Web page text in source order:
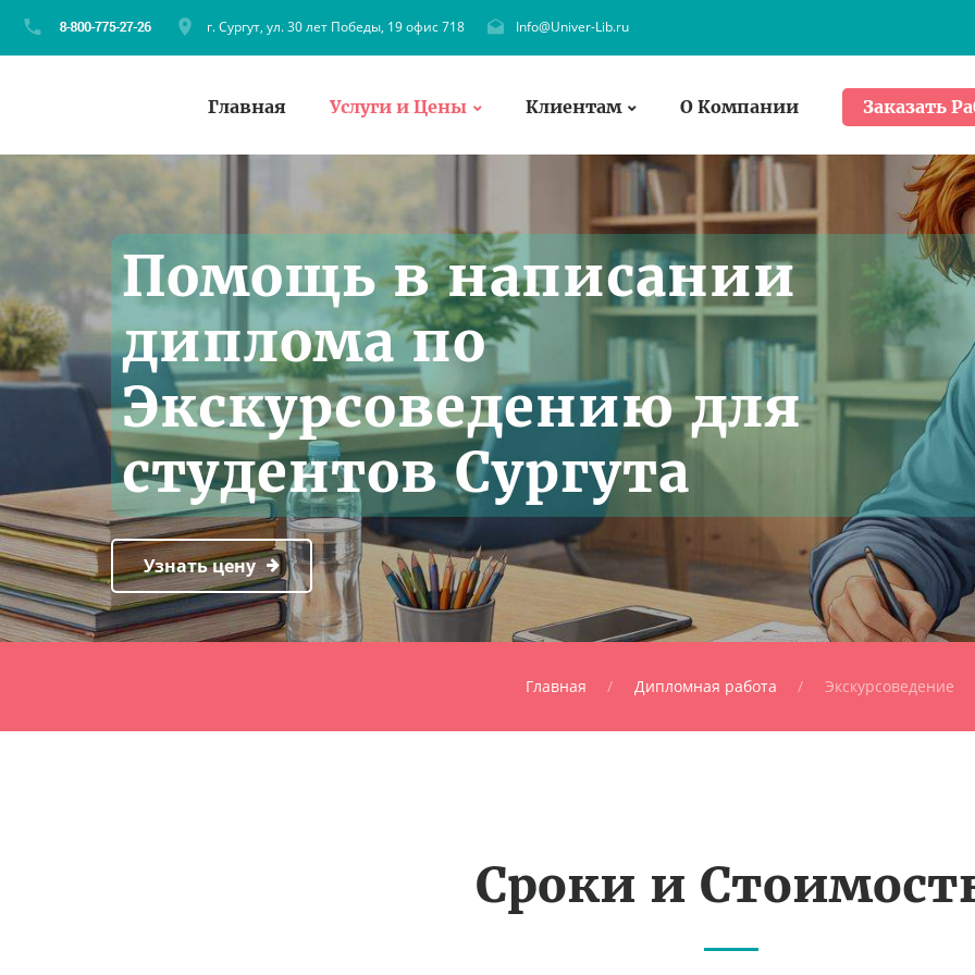
г. Сургут, ул. 30 лет Победы, 19 офис 718 Info@Univer-Lib.ru
Главная Услуги и Цены Клиентам О Компании Заказать
Помощь в написании
диплома по
Экскурсоведению для
студентов Сургута
Узнать цену
Главная Дипломная работа Экскурсоведение
Сроки и